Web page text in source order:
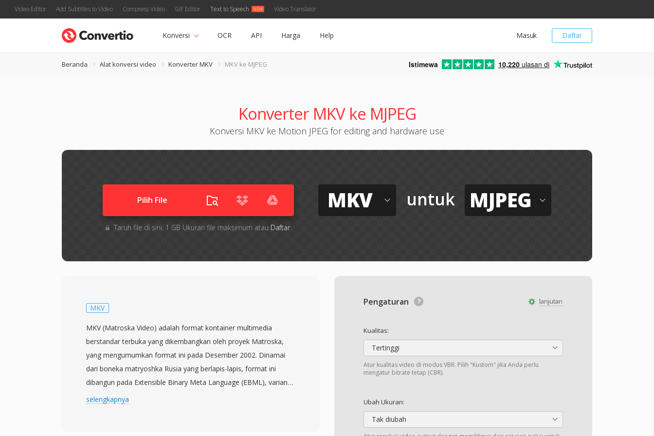
Video Editor Add Subtitles to Video Compress Video GIF Editor Text to Speech Video Translator
Daftar
Masuk
Konversi OCR API Harga Help
Beranda Alat konversi video Konverter MKV MKV ke MJPEG Istimewa 10,220 ulasan di
Konverter MKV ke MJPEG
Konversi MKV ke Motion JPEG for editing and hardware use
Pilih File
Taruh file di sini. 1 GB Ukuran file maksimum atau Daftar
MKV untuk MJPEG
lanjutan
Pengaturan
Kualitas:
Tertinggi
Atur kualitas video di modus VBR. Pilih "Kustom" jika Anda perlu
mengatur bitrate tetap (CBR).
Ubah Ukuran:
Tak diubah
MKV
MKV (Matroska Video) adalah format kontainer multimedia
berstandar terbuka yang dikembangkan oleh proyek Matroska,
yang mengumumkan format ini pada Desember 2002. Dinamai
dari boneka matryoshka Rusia yang berlapis-lapis, format ini
dibangun pada Extensible Binary Meta Language (EBML), varian
biner XML yang disederhanakan dan menyediakan struktur yang
selengkapnya